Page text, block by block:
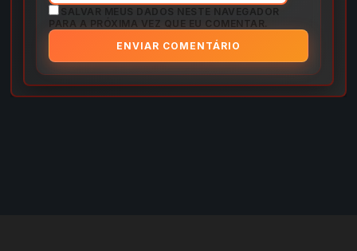
SALVAR MEUS DADOS NESTE NAVEGADOR
PARA A PRÓXIMA VEZ QUE EU COMENTAR.